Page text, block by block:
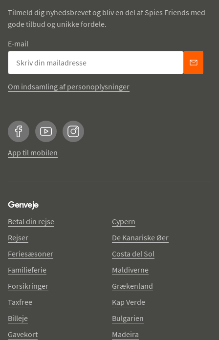
Tilmeld dig nyhedsbrevet og bliv en del af Spies Friends med
gode tilbud og unikke fordele.
E-mail
Om indsamling af personoplysninger
FacebookYouTubeInstagram
App til mobilen
Genveje
Betal din rejse
Rejser
Feriesæsoner
Familieferie
Forsikringer
Taxfree
Billeje
Gavekort
Cypern
De Kanariske Øer
Costa del Sol
Maldiverne
Grækenland
Kap Verde
Bulgarien
Madeira